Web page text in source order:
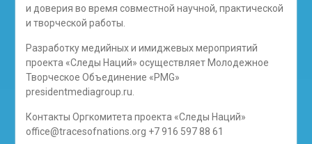
и доверия во время совместной научной, практической
и творческой работы.
Разработку медийных и имиджевых мероприятий
проекта «Следы Наций» осуществляет Молодежное
Творческое Объединение «PMG»
presidentmediagroup.ru.
Контакты Оргкомитета проекта «Следы Наций»
office@tracesofnations.org +7 916 597 88 61